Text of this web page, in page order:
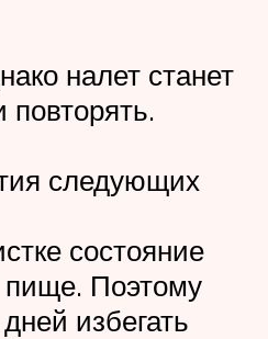
налет станет
следующих
состояние
пище. Поэтому
избегать